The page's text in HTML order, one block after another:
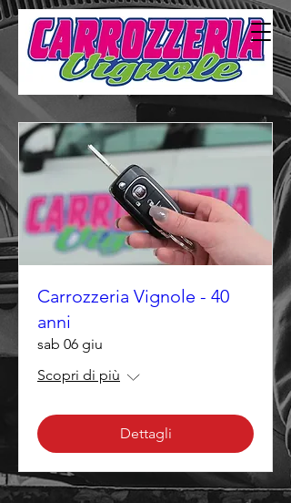
Carrozzeria Vignole - 40
anni
sab 06 giu
Scopri di più
Dettagli